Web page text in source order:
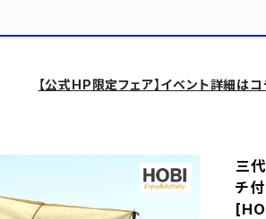
【公式HP限定フェア】イベント詳細は
三
チ